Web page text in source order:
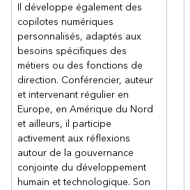
Il développe également des
copilotes numériques
personnalisés, adaptés aux
besoins spécifiques des
métiers ou des fonctions de
direction. Conférencier, auteur
et intervenant régulier en
Europe, en Amérique du Nord
et ailleurs, il participe
activement aux réflexions
autour de la gouvernance
conjointe du développement
humain et technologique. Son